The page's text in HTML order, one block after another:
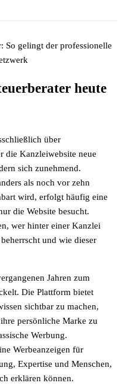
So gelingt der professionelle
heute
über
die Kanzleiwebsite neue
sich zunehmend.
als noch vor zehn
wird, erfolgt häufig eine
die Website besucht.
wer hinter einer Kanzlei
und wie dieser
Jahren zum
Die Plattform bietet
sichtbar zu machen,
persönliche Marke zu
Werbung.
Werbeanzeigen für
Expertise und Menschen,
erklären können.